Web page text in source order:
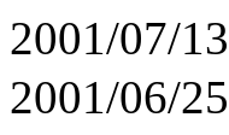
2001/07/13
2001/06/25